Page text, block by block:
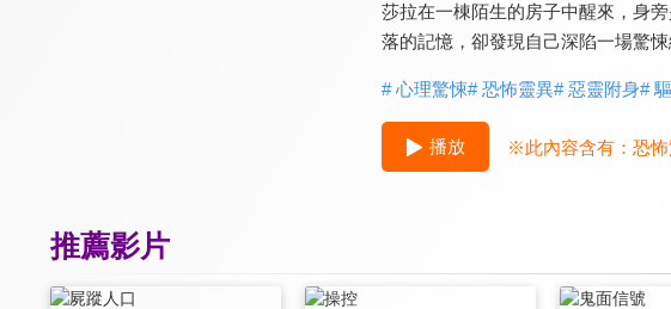
莎拉在一棟陌生的房子中醒來，身
落的記憶，卻發現自己深陷一場驚
# 心理驚悚# 恐怖靈異# 惡靈附身#
播放 ※此內容含有： 恐
推薦影片